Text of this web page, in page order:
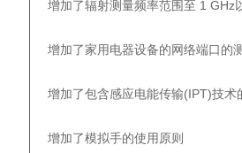
增加了辐射测量频率范围至 1 GHz
增加了家用电器设备的网络端口的
增加了包含感应电能传输(IPT)技术
增加了模拟手的使用原则